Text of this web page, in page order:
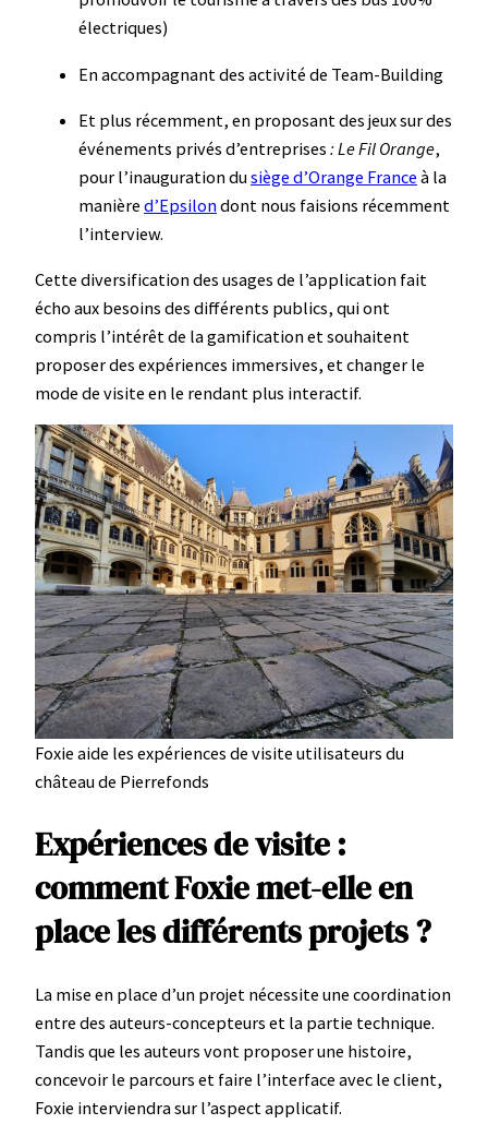
électriques)
En accompagnant des activité de Team-Building
Et plus récemment, en proposant des jeux sur des
événements privés d’entreprises : Le Fil Orange,
pour l’inauguration dusiège d’Orange France à la
manière d’Epsilondont nous faisions récemment
l’interview.
Cette diversification des usages de l’application fait
écho aux besoins des différents publics, qui ont
compris l’intérêt de la gamification et souhaitent
proposer des expériences immersives, et changer le
mode de visite en le rendant plus interactif.
Foxie aide les expériences de visite utilisateurs du
château de Pierrefonds
Expériences de visite :
comment Foxie met-elle en
place les différents projets ?
La mise en place d’un projet nécessite une coordination
entre des auteurs-concepteurs et la partie technique.
Tandis que les auteurs vont proposer une histoire,
concevoir le parcours et faire l’interface avec le client,
Foxie interviendra sur l’aspect applicatif.